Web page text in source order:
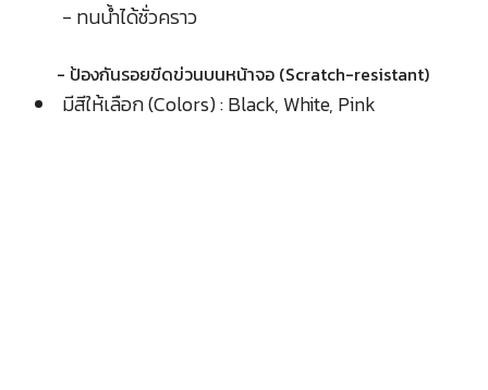
- ทนน้ำได้ชั่วคราว
- ป้องกันรอยขีดข่วนบนหน้าจอ (Scratch-resistant)
มีสีให้เลือก (Colors) : Black, White, Pink